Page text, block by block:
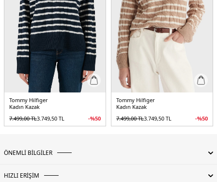
Tommy Hilfiger
Kadın Kazak
7.499,00TL3.749,50 TL -%50
Tommy Hilfiger
Kadın Kazak
7.499,00TL3.749,50 TL -%50
ÖNEMLİ BİLGİLER
HIZLI ERİŞİM